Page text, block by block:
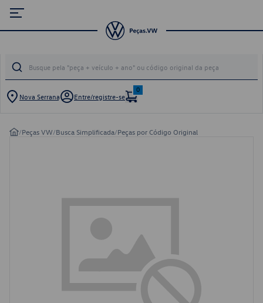
Nova Serrana Entre/registre-se
0
/Peças VW/Busca Simplificada/Peças por Código Original